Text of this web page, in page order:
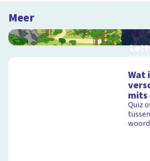
Meer
Wat
mits
Quiz